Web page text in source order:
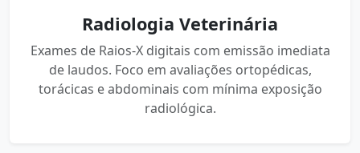
Radiologia Veterinária
Exames de Raios-X digitais com emissão imediata
de laudos. Foco em avaliações ortopédicas,
torácicas e abdominais com mínima exposição
radiológica.